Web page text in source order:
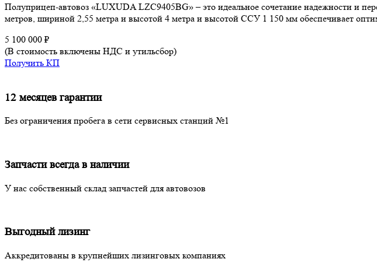
Полуприцеп-автовоз «LUXUDA LZC9405BG» – это идеальное сочетание надежности и
метров, шириной 2,55 метра и высотой 4 метра и высотой ССУ 1 150 мм обеспечивает
5 100 000 ₽
(В стоимость включены НДС и утильсбор)
Получить КП
12 месяцев гарантии
Без ограничения пробега в сети сервисных станций №1
Запчасти всегда в наличии
У нас собственный склад запчастей для автовозов
Выгодный лизинг
Аккредитованы в крупнейших лизинговых компаниях